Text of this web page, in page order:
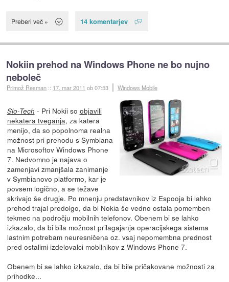
Preberi več » 14 komentarjev
Nokiin prehod na Windows Phone ne bo nujno
neboleč
Primož Resman :: 17. mar 2011 ob 07:53 Windows Mobile
Slo-Tech - Pri Nokii so objavili
nekatera tveganja, za katera
menijo, da so popolnoma realna
možnost pri prehodu s Symbiana
na Microsoftov Windows Phone
7. Nedvomno je najava o
zamenjavi zmanjšala zanimanje
v Symbianovo platformo, kar je
povsem logično, a se težave
skrivajo še drugje. Po mnenju predstavnikov iz Espooja bi lahko
prehod trajal predolgo, da bi Nokia še vedno ostala pomemben
tekmec na področju mobilnih telefonov. Obenem bi se lahko
izkazalo, da bi bila možnost prilagajanja operacijskega sistema
lastnim potrebam neuresničena oz. vsaj nepomembna prednost
pred ostalimi izdelovalci mobilnikov z Windows Phone 7.
Obenem bi se lahko izkazalo, da bi bile pričakovane možnosti za
prihodke...